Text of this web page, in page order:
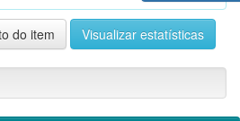
do item Visualizar estatísticas